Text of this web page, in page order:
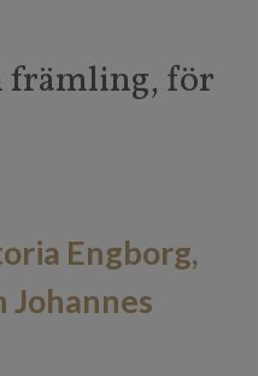
främling, för
Engborg,
Johannes